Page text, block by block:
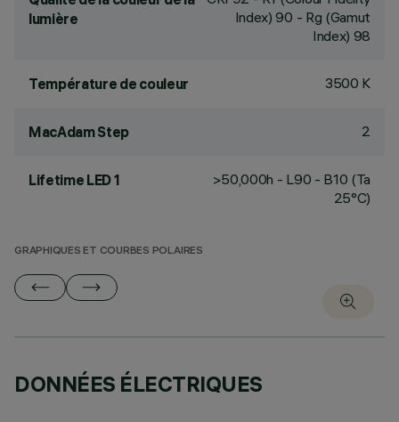
lumière
Index) 90 - Rg (Gamut
Index) 98
Température de couleur 3500 K
MacAdam Step 2
Lifetime LED 1
>50,000h - L90 - B10 (Ta
25°C)
GRAPHIQUES ET COURBES POLAIRES
DONNÉES ÉLECTRIQUES